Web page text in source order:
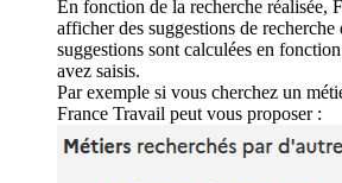
En fonction de la recherche réalisée,
afficher des suggestions de recherche
suggestions sont calculées en
avez saisis.
Par exemple si vous cherchez un
France Travail peut vous proposer :